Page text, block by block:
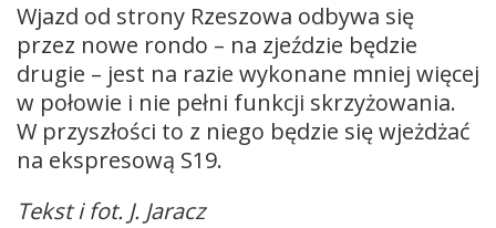
Wjazd od strony Rzeszowa odbywa się
przez nowe rondo – na zjeździe będzie
drugie – jest na razie wykonane mniej więcej
w połowie i nie pełni funkcji skrzyżowania.
W przyszłości to z niego będzie się wjeżdżać
na ekspresową S19.
Tekst i fot. J. Jaracz